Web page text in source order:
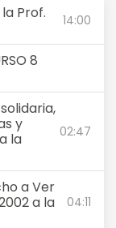
Prof.
14:00
8
y
la
02:47
a Ver
a la
04:11